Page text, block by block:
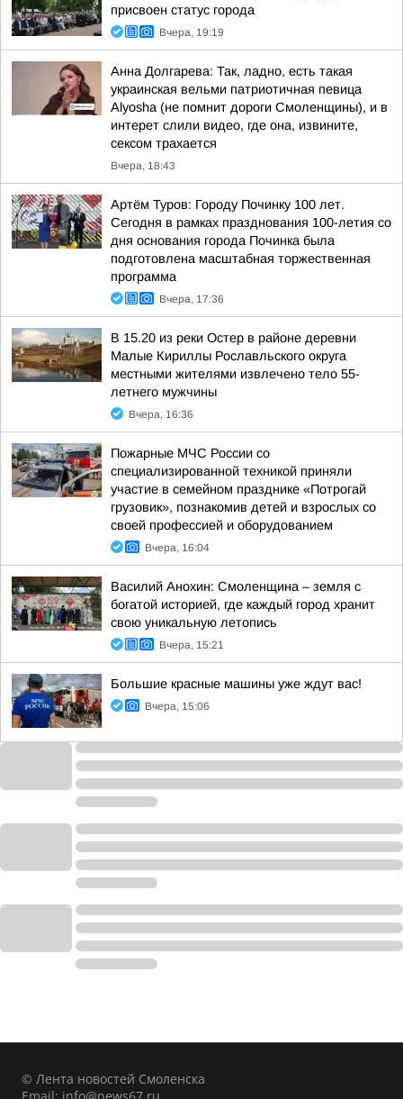
присвоен статус города
Вчера, 19:19
Анна Долгарева: Так, ладно, есть такая
украинская вельми патриотичная певица
Alyosha (не помнит дороги Смоленщины), и в
интерет слили видео, где она, извините,
сексом трахается
Вчера, 18:43
Артём Туров: Городу Починку 100 лет.
Сегодня в рамках празднования 100-летия со
дня основания города Починка была
подготовлена масштабная торжественная
программа
Вчера, 17:36
В 15.20 из реки Остер в районе деревни
Малые Кириллы Рославльского округа
местными жителями извлечено тело 55-
летнего мужчины
Вчера, 16:36
Пожарные МЧС России со
специализированной техникой приняли
участие в семейном празднике «Потрогай
грузовик», познакомив детей и взрослых со
своей профессией и оборудованием
Вчера, 16:04
Василий Анохин: Смоленщина – земля с
богатой историей, где каждый город хранит
свою уникальную летопись
Вчера, 15:21
Большие красные машины уже ждут вас!
Вчера, 15:06
© Лента новостей Смоленска